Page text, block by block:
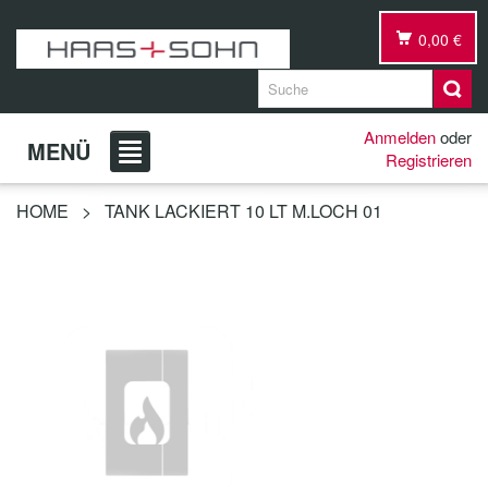
0,00 €
MENÜ Anmeldenoder
Registrieren
HOME > TANK LACKIERT 10 LT M.LOCH 01